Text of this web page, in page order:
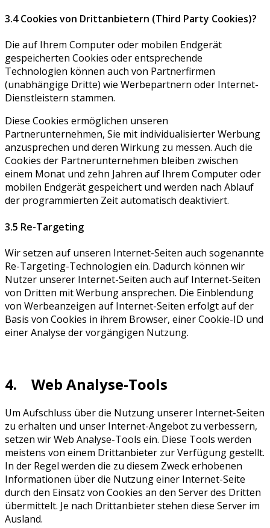
3.4 Cookies von Drittanbietern (Third Party Cookies)?
Die auf Ihrem Computer oder mobilen Endgerät
gespeicherten Cookies oder entsprechende
Technologien können auch von Partnerfirmen
(unabhängige Dritte) wie Werbepartnern oder Internet-
Dienstleistern stammen.
Diese Cookies ermöglichen unseren
Partnerunternehmen, Sie mit individualisierter Werbung
anzusprechen und deren Wirkung zu messen. Auch die
Cookies der Partnerunternehmen bleiben zwischen
einem Monat und zehn Jahren auf Ihrem Computer oder
mobilen Endgerät gespeichert und werden nach Ablauf
der programmierten Zeit automatisch deaktiviert.
3.5 Re-Targeting
Wir setzen auf unseren Internet-Seiten auch sogenannte
Re-Targeting-Technologien ein. Dadurch können wir
Nutzer unserer Internet-Seiten auch auf Internet-Seiten
von Dritten mit Werbung ansprechen. Die Einblendung
von Werbeanzeigen auf Internet-Seiten erfolgt auf der
Basis von Cookies in ihrem Browser, einer Cookie-ID und
einer Analyse der vorgängigen Nutzung.
4. Web Analyse-Tools
Um Aufschluss über die Nutzung unserer Internet-Seiten
zu erhalten und unser Internet-Angebot zu verbessern,
setzen wir Web Analyse-Tools ein. Diese Tools werden
meistens von einem Drittanbieter zur Verfügung gestellt.
In der Regel werden die zu diesem Zweck erhobenen
Informationen über die Nutzung einer Internet-Seite
durch den Einsatz von Cookies an den Server des Dritten
übermittelt. Je nach Drittanbieter stehen diese Server im
Ausland.